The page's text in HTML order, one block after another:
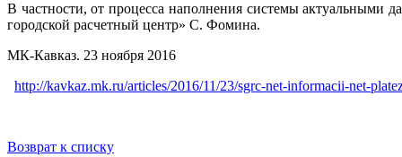
В частности, от процесса наполнения системы актуальными
городской расчетный центр» С. Фомина.
МК-Кавказ. 23 ноября 2016
http://kavkaz.mk.ru/articles/2016/11/23/sgrc-net-informacii-net-
Возврат к списку